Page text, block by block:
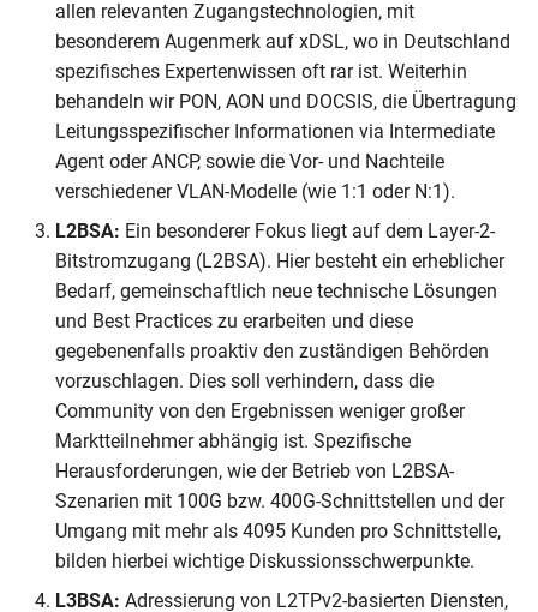
allen relevanten Zugangstechnologien, mit
besonderem Augenmerk auf xDSL, wo in Deutschland
spezifisches Expertenwissen oft rar ist. Weiterhin
behandeln wir PON, AON und DOCSIS, die Übertragung
Leitungsspezifischer Informationen via Intermediate
Agent oder ANCP, sowie die Vor- und Nachteile
verschiedener VLAN-Modelle (wie 1:1 oder N:1).
L2BSA: Ein besonderer Fokus liegt auf dem Layer-2-
Bitstromzugang (L2BSA). Hier besteht ein erheblicher
Bedarf, gemeinschaftlich neue technische Lösungen
und Best Practices zu erarbeiten und diese
gegebenenfalls proaktiv den zuständigen Behörden
vorzuschlagen. Dies soll verhindern, dass die
Community von den Ergebnissen weniger großer
Marktteilnehmer abhängig ist. Spezifische
Herausforderungen, wie der Betrieb von L2BSA-
Szenarien mit 100G bzw. 400G-Schnittstellen und der
Umgang mit mehr als 4095 Kunden pro Schnittstelle,
bilden hierbei wichtige Diskussionsschwerpunkte.
L3BSA: Adressierung von L2TPv2-basierten Diensten,